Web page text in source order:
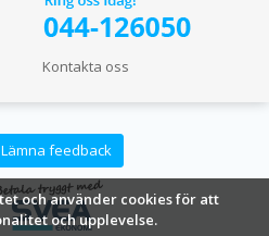
och använder cookies för att
och upplevelse.
Kontakta oss
Lämna feedback